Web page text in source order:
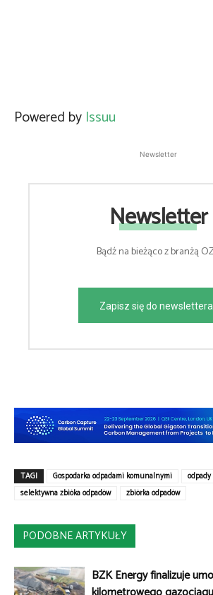
Powered by Issuu
Newsletter
Newsletter
Bądź na bieżąco z branżą
Zapisz się do newslettera
TAGI Gospodarka odpadami komunalnymi odpady
selektywna zbióka odpadów
zbiórka odpadów
PODOBNE ARTYKUŁY
BZK Energy finalizuje